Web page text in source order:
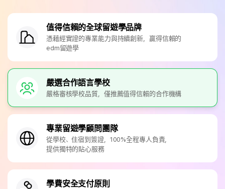
值得信賴的全球留遊學品牌
憑藉經實證的專業能力與持續創新，贏得信賴的
edm留遊學
嚴選合作語言學校
嚴格審核學校品質，僅推薦值得信賴的合作機構
專業留遊學顧問團隊
從學校、住宿到簽證，100%全程專人負責，
提供獨特的貼心服務
學費安全支付原則